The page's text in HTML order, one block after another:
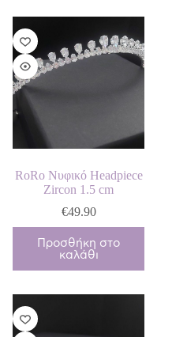
RoRo Νυφικό Headpiece
Zircon 1.5 cm
€49.90
Προσθήκη στο
καλάθι